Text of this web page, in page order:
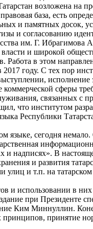
возложена на
база, есть
и памятных досок,
и согласованию
им. Г. Ибрагимова
и широкой
Работа в этом
году. С тех пор
исполнение
сферы
связанных с
что институтом
Республики
языке, сегодня
надписях». В
и развития
и т.п. на
и использовании в них
при Президенте
Ким Миннуллин.
принятие